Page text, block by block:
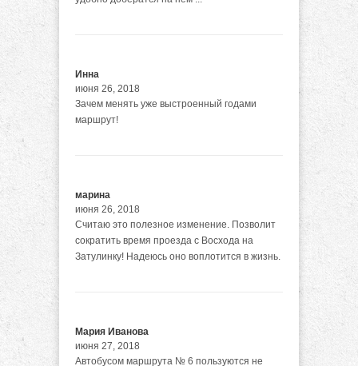
Инна
июня 26, 2018
Зачем менять уже выстроенный годами
маршрут!
марина
июня 26, 2018
Считаю это полезное изменение. Позволит
сократить время проезда с Восхода на
Затулинку! Надеюсь оно воплотится в жизнь.
Мария Иванова
июня 27, 2018
Автобусом маршрута № 6 пользуются не